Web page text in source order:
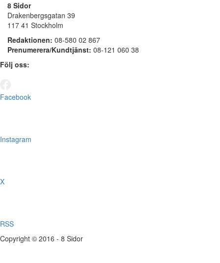
8 Sidor
Drakenbergsgatan 39
117 41 Stockholm
Redaktionen: 08-580 02 867
Prenumerera/Kundtjänst: 08-121 060 38
Följ oss:
Facebook
Instagram
X
RSS
Copyright © 2016 - 8 Sidor